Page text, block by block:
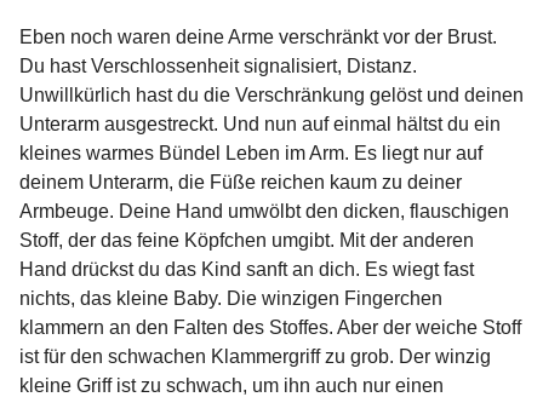
Eben noch waren deine Arme verschränkt vor der Brust.
Du hast Verschlossenheit signalisiert, Distanz.
Unwillkürlich hast du die Verschränkung gelöst und deinen
Unterarm ausgestreckt. Und nun auf einmal hältst du ein
kleines warmes Bündel Leben im Arm. Es liegt nur auf
deinem Unterarm, die Füße reichen kaum zu deiner
Armbeuge. Deine Hand umwölbt den dicken, flauschigen
Stoff, der das feine Köpfchen umgibt. Mit der anderen
Hand drückst du das Kind sanft an dich. Es wiegt fast
nichts, das kleine Baby. Die winzigen Fingerchen
klammern an den Falten des Stoffes. Aber der weiche Stoff
ist für den schwachen Klammergriff zu grob. Der winzig
kleine Griff ist zu schwach, um ihn auch nur einen